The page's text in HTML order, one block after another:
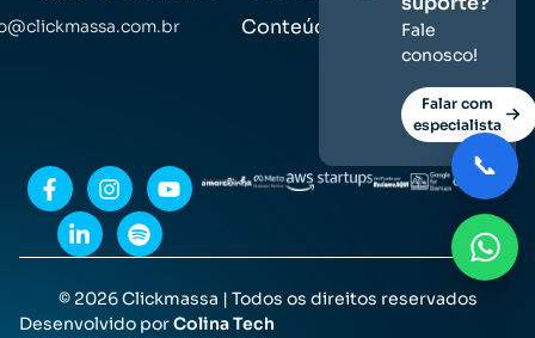
📞
Conteúdos
Fale
conosco!
Falar com
especialista
© 2026 Clickmassa | Todos os direitos reservados
Desenvolvido porColina Tech